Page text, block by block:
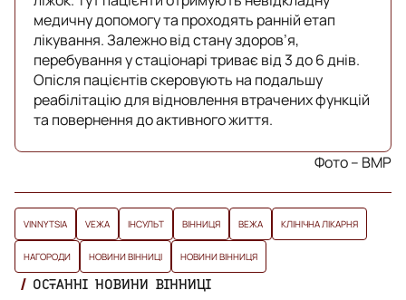
медичну допомогу та проходять ранній етап
лікування. Залежно від стану здоров’я,
перебування у стаціонарі триває від 3 до 6 днів.
Опісля пацієнтів скеровують на подальшу
реабілітацію для відновлення втрачених функцій
та повернення до активного життя.
Фото – ВМР
VINNYTSIA VЕЖА ІНСУЛЬТ ВІННИЦЯ ВЕЖА КЛІНІЧНА ЛІКАРНЯ
НАГОРОДИ НОВИНИ ВІННИЦІ НОВИНИ ВІННИЦЯ
ОСТАННІ НОВИНИ ВІННИЦІ